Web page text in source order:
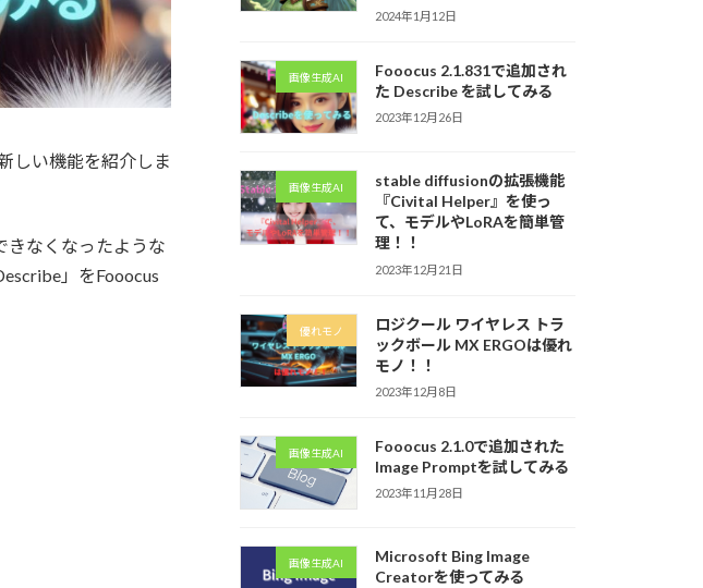
しい機能を紹介しま
きなくなったような
」をFooocus
2024年1月12日
画像生成AI
Fooocus 2.1.831で追加され
た Describe を試してみる
2023年12月26日
画像生成AI
stable diffusionの拡張機能
『Civital Helper』を使っ
て、モデルやLoRAを簡単管
理！！
2023年12月21日
優れモノ
ロジクール ワイヤレス トラ
ックボール MX ERGOは優れ
モノ！！
2023年12月8日
画像生成AI
Fooocus 2.1.0で追加された
Image Promptを試してみる
2023年11月28日
画像生成AI
Microsoft Bing Image
Creatorを使ってみる